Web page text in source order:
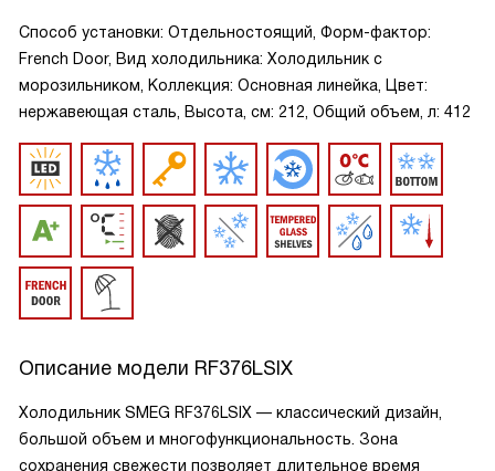
Способ установки: Отдельностоящий, Форм-фактор:
French Door, Вид холодильника: Холодильник с
морозильником, Коллекция: Основная линейка, Цвет:
нержавеющая сталь, Высота, см: 212, Общий объем, л: 412
Описание модели RF376LSIX
Холодильник SMEG RF376LSIX — классический дизайн,
большой объем и многофункциональность. Зона
сохранения свежести позволяет длительное время